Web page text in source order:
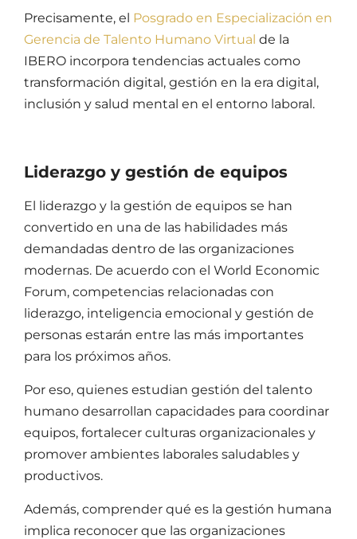
Precisamente, el Posgrado en Especialización en
Gerencia de Talento Humano Virtual de la
IBERO incorpora tendencias actuales como
transformación digital, gestión en la era digital,
inclusión y salud mental en el entorno laboral.
Liderazgo y gestión de equipos
El liderazgo y la gestión de equipos se han
convertido en una de las habilidades más
demandadas dentro de las organizaciones
modernas. De acuerdo con el World Economic
Forum, competencias relacionadas con
liderazgo, inteligencia emocional y gestión de
personas estarán entre las más importantes
para los próximos años.
Por eso, quienes estudian gestión del talento
humano desarrollan capacidades para coordinar
equipos, fortalecer culturas organizacionales y
promover ambientes laborales saludables y
productivos.
Además, comprender qué es la gestión humana
implica reconocer que las organizaciones